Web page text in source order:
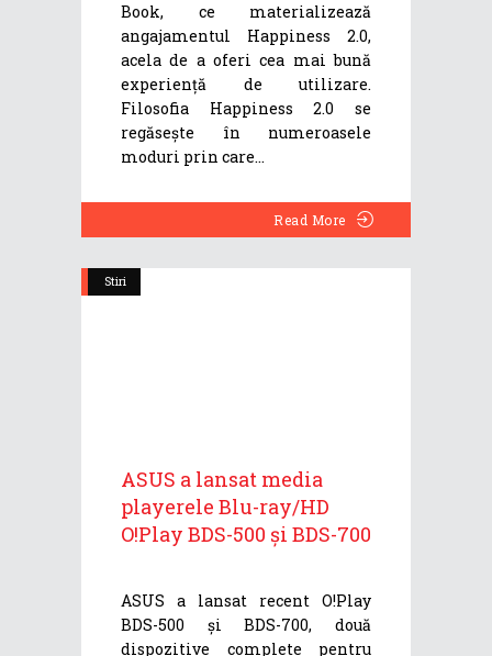
Book, ce materializează
angajamentul Happiness 2.0,
acela de a oferi cea mai bună
experiență de utilizare.
Filosofia Happiness 2.0 se
regăsește în numeroasele
moduri prin care
Read More
Stiri
ASUS a lansat media
playerele Blu-ray/HD
O!Play BDS-500 și BDS-700
ASUS a lansat recent O!Play
BDS-500 și BDS-700, două
dispozitive complete pentru